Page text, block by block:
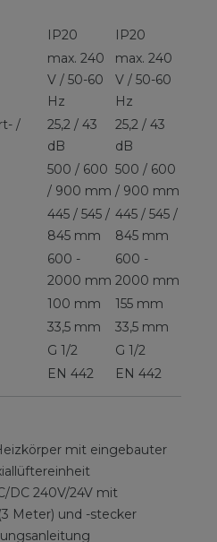
IP20 IP20
max. 240
V / 50-60
Hz
max. 240
V / 50-60
Hz
/
25,2 / 43
dB
25,2 / 43
dB
500 / 600
/ 900 mm
500 / 600
/ 900 mm
445 / 545 /
845 mm
445 / 545 /
845 mm
600 -
2000 mm
600 -
2000 mm
100 mm
155 mm
33,5 mm
33,5 mm
G 1/2
G 1/2
EN 442 EN 442
mit eingebauter
DC 240V/24V mit
Meter) und -stecker